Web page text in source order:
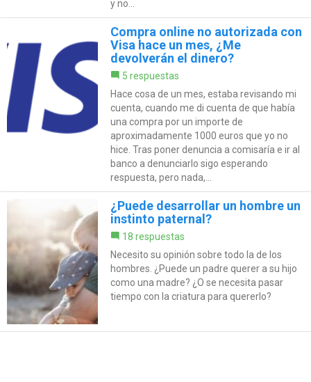
y no...
Compra online no autorizada con
Visa hace un mes, ¿Me
devolverán el dinero?
5 respuestas
Hace cosa de un mes, estaba revisando mi
cuenta, cuando me di cuenta de que había
una compra por un importe de
aproximadamente 1000 euros que yo no
hice. Tras poner denuncia a comisaría e ir al
banco a denunciarlo sigo esperando
respuesta, pero nada,...
¿Puede desarrollar un hombre un
instinto paternal?
18 respuestas
Necesito su opinión sobre todo la de los
hombres. ¿Puede un padre querer a su hijo
como una madre? ¿O se necesita pasar
tiempo con la criatura para quererlo?